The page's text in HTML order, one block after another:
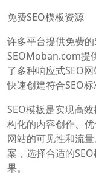
免费SEO模板资源
许多平台提供免费
SEOMoban.com提
了多种响应式SEO
快速创建符合SEO标
SEO模板是实现高
构化的内容创作、
网站的可见性和流
案，选择合适的
果。